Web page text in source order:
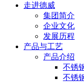
走进德威
集团简介
企业文化
发展历程
产品与工艺
产品介绍
不锈
不锈